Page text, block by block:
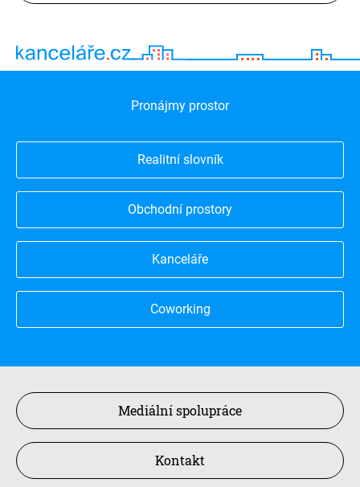
Pronájmy prostor
Realitní slovník
Obchodní prostory
Kanceláře
Coworking
Mediální spolupráce
Kontakt